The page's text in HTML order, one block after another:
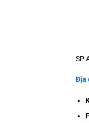
SP
Địa